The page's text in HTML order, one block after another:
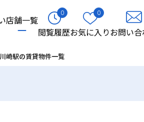
店舗一覧
0
閲覧履歴
0
お気に入りお問い
川崎駅の賃貸物件一覧